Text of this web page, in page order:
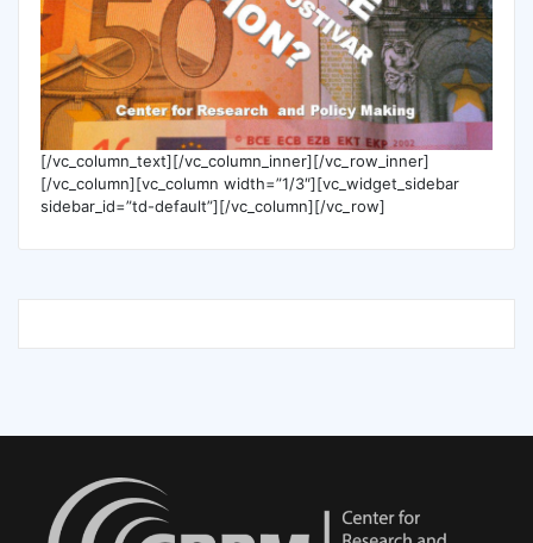
[/vc_column_text][/vc_column_inner][/vc_row_inner]
[/vc_column][vc_column width=”1/3″][vc_widget_sidebar
sidebar_id=”td-default”][/vc_column][/vc_row]